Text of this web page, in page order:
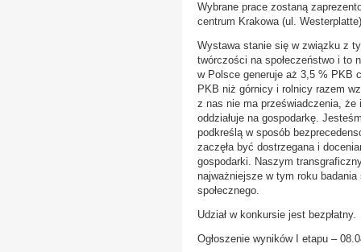
Wybrane prace zostaną
centrum Krakowa (ul.
Wystawa stanie się w związku z
twórczości na społeczeństwo i to
w Polsce generuje aż 3,5 % PKB
PKB niż górnicy i rolnicy razem
z nas nie ma przeświadczenia,
oddziałuje na gospodarkę.
podkreślą w sposób
zaczęła być dostrzegana i
gospodarki. Naszym
najważniejsze w tym roku
społecznego.
Udział w konkursie jest bezpłatny.
Ogłoszenie wyników I etapu –